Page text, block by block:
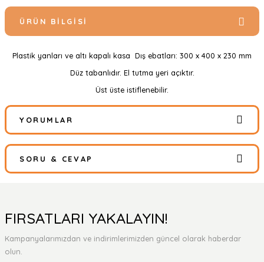
ÜRÜN BILGISI
Plastik yanları ve altı kapalı kasa Dış ebatları: 300 x 400 x 230 mm
Düz tabanlıdır. El tutma yeri açıktır.
Üst üste istiflenebilir.
YORUMLAR
Bu ürüne ilk yorumu siz yapın!
SORU & CEVAP
Ürün hakkında henüz soru sorulmamış.
FIRSATLARI YAKALAYIN!
Kampanyalarımızdan ve indirimlerimizden güncel olarak haberdar
olun.